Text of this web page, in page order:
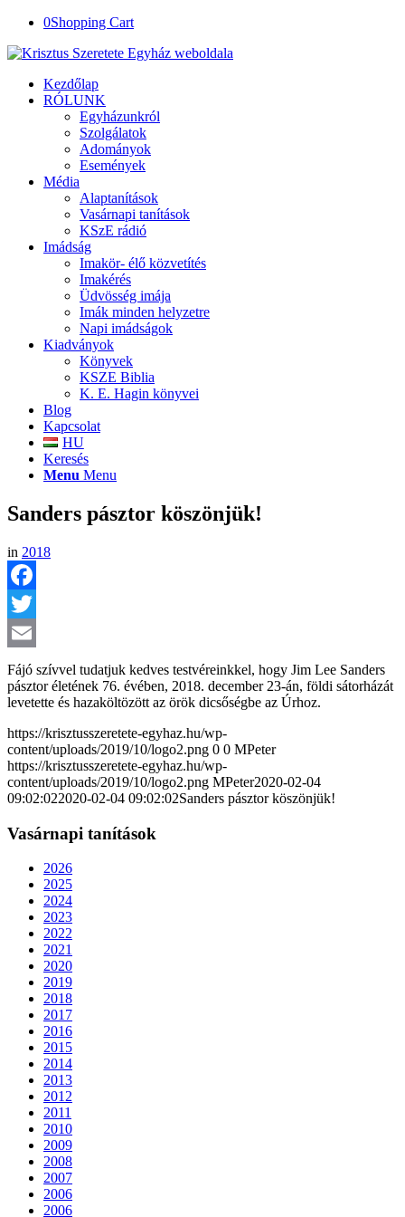
0Shopping Cart
Kezdőlap
RÓLUNK
Egyházunkról
Szolgálatok
Adományok
Események
Média
Alaptanítások
Vasárnapi tanítások
KSzE rádió
Imádság
Imakör- élő közvetítés
Imakérés
Üdvösség imája
Imák minden helyzetre
Napi imádságok
Kiadványok
Könyvek
KSZE Biblia
K. E. Hagin könyvei
Blog
Kapcsolat
HU
Keresés
Menu Menu
Sanders pásztor köszönjük!
in 2018
Facebook
Twitter
Email
Fájó szívvel tudatjuk kedves testvéreinkkel, hogy Jim Lee Sanders
pásztor életének 76. évében, 2018. december 23-án, földi sátorházát
levetette és hazaköltözött az örök dicsőségbe az Úrhoz.
https://krisztusszeretete-egyhaz.hu/wp-
content/uploads/2019/10/logo2.png 0 0 MPeter
https://krisztusszeretete-egyhaz.hu/wp-
content/uploads/2019/10/logo2.png MPeter2020-02-04
09:02:022020-02-04 09:02:02Sanders pásztor köszönjük!
Vasárnapi tanítások
2026
2025
2024
2023
2022
2021
2020
2019
2018
2017
2016
2015
2014
2013
2012
2011
2010
2009
2008
2007
2006
2006